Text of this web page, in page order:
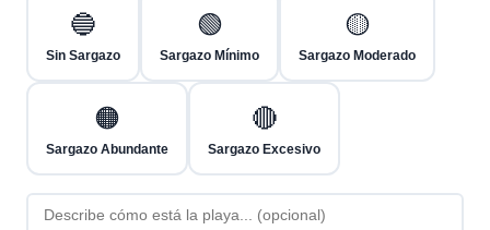
🔵
Sin Sargazo
🟢
Sargazo Mínimo
🟡
Sargazo Moderado
🟠
Sargazo Abundante
🔴
Sargazo Excesivo